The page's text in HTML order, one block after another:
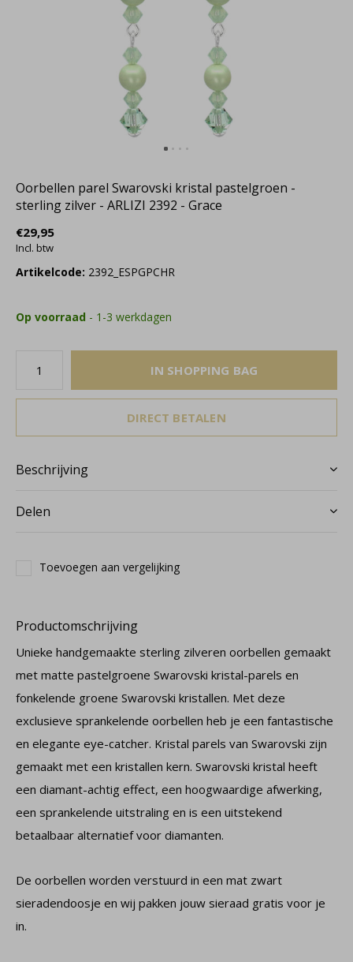
Oorbellen parel Swarovski kristal pastelgroen -
sterling zilver - ARLIZI 2392 - Grace
€29,95
Incl. btw
Artikelcode: 2392_ESPGPCHR
Op voorraad - 1-3 werkdagen
IN SHOPPING BAG
DIRECT BETALEN
Beschrijving
Delen
Toevoegen aan vergelijking
Productomschrijving
Unieke handgemaakte sterling zilveren oorbellen gemaakt
met matte pastelgroene Swarovski kristal-parels en
fonkelende groene Swarovski kristallen. Met deze
exclusieve sprankelende oorbellen heb je een fantastische
en elegante eye-catcher. Kristal parels van Swarovski zijn
gemaakt met een kristallen kern. Swarovski kristal heeft
een diamant-achtig effect, een hoogwaardige afwerking,
een sprankelende uitstraling en is een uitstekend
betaalbaar alternatief voor diamanten.
De oorbellen worden verstuurd in een mat zwart
sieradendoosje en wij pakken jouw sieraad gratis voor je
in.